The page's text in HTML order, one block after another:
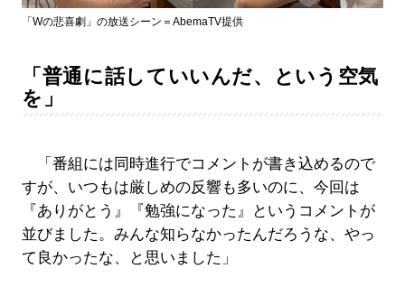
「Wの悲喜劇」の放送シーン＝AbemaTV提供
「普通に話していいんだ、という空気
を」
「番組には同時進行でコメントが書き込めるので
すが、いつもは厳しめの反響も多いのに、今回は
『ありがとう』『勉強になった』というコメントが
並びました。みんな知らなかったんだろうな、やっ
て良かったな、と思いました」